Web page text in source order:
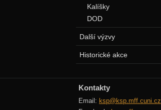
Kalíšky
DOD
Další výzvy
Historické akce
Kontakty
Email: ksp@ksp.mff.cuni.cz